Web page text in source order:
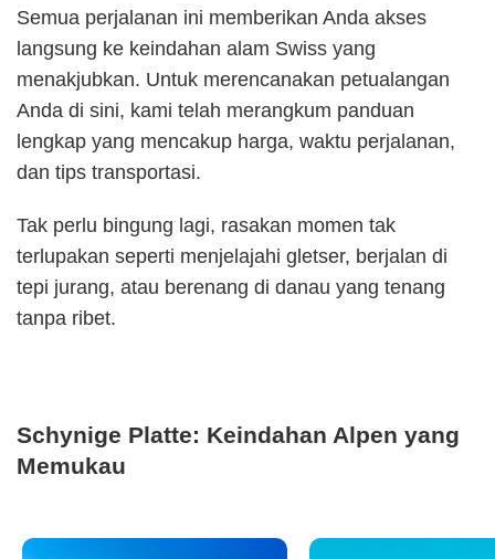
Semua perjalanan ini memberikan Anda akses
langsung ke keindahan alam Swiss yang
menakjubkan. Untuk merencanakan petualangan
Anda di sini, kami telah merangkum panduan
lengkap yang mencakup harga, waktu perjalanan,
dan tips transportasi.
Tak perlu bingung lagi, rasakan momen tak
terlupakan seperti menjelajahi gletser, berjalan di
tepi jurang, atau berenang di danau yang tenang
tanpa ribet.
Schynige Platte: Keindahan Alpen yang
Memukau